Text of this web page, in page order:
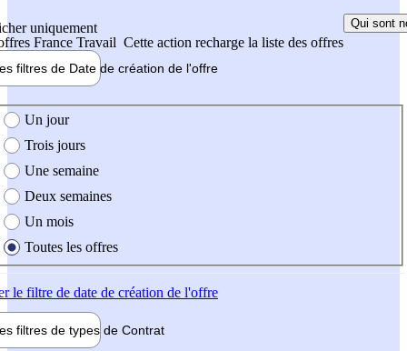
uniquement
France Travail Cette action recharge la liste des offres
Qui sont
filtres de Date de création de l'offre
création de l'offre
Un jour
Trois jours
Une semaine
Deux semaines
Un mois
Toutes les offres
le filtre de date de création de l'offre
filtres de types de Contrat